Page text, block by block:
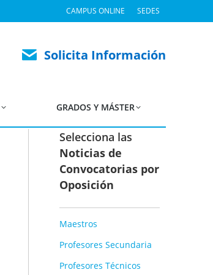
CAMPUS ONLINE SEDES
Solicita Información
GRADOS Y MÁSTER
Selecciona las
Noticias de
Convocatorias por
Oposición
Maestros
Profesores Secundaria
Profesores Técnicos